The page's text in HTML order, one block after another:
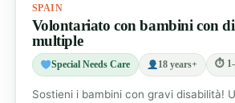
SPAIN
Volontariato con bambini con
multiple
Special Needs Care 18 years+ ⏱ 1-
Sostieni i bambini con gravi disabilità!